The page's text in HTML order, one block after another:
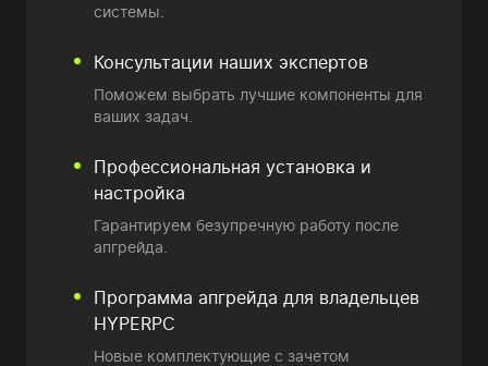
системы.
Консультации наших экспертов
Поможем выбрать лучшие компоненты для
ваших задач.
Профессиональная установка и
настройка
Гарантируем безупречную работу после
апгрейда.
Программа апгрейда для владельцев
HYPERPC
Новые комплектующие с зачетом